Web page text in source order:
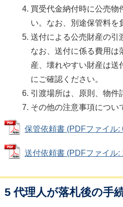
買受代金納付時に公売物
い。なお、別途保管料を
送付による公売財産の引
なお、送付に係る費用は
産、壊れやすい財産は送
にご確認ください。
引渡場所は、原則、物件
その他の注意事項につい
保管依頼書 (PDFファイル:
送付依頼書 (PDFファイル:
5 代理人が落札後の手